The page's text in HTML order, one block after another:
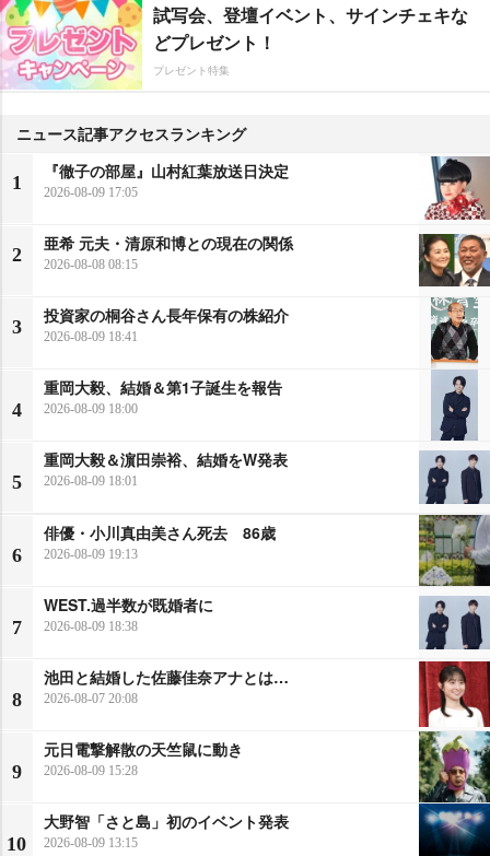
試写会、登壇イベント、サインチェキな
どプレゼント！
プレゼント特集
ニュース記事アクセスランキング
1
『徹子の部屋』山村紅葉放送日決定
2026-08-09 17:05
2
亜希 元夫・清原和博との現在の関係
2026-08-08 08:15
3
投資家の桐谷さん長年保有の株紹介
2026-08-09 18:41
4
重岡大毅、結婚＆第1子誕生を報告
2026-08-09 18:00
5
重岡大毅＆濵田崇裕、結婚をW発表
2026-08-09 18:01
6
俳優・小川真由美さん死去 86歳
2026-08-09 19:13
7
WEST.過半数が既婚者に
2026-08-09 18:38
8
池田と結婚した佐藤佳奈アナとは…
2026-08-07 20:08
9
元日電撃解散の天竺鼠に動き
2026-08-09 15:28
10
大野智「さと島」初のイベント発表
2026-08-09 13:15